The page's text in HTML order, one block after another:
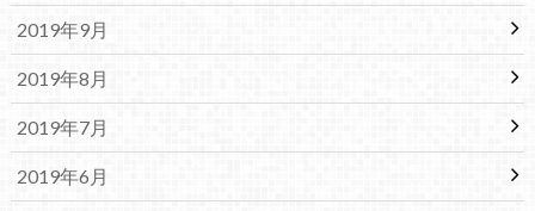
2019年9月
2019年8月
2019年7月
2019年6月